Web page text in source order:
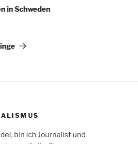
in Schweden
bin ich Journalist und